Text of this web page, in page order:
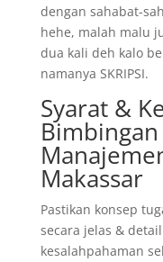
dengan sahabat-
hehe, malah malu
dua kali deh kalo
namanya SKRIPSI.
Syarat &
Makassar
Pastikan konsep
secara jelas &
kesalahpahaman